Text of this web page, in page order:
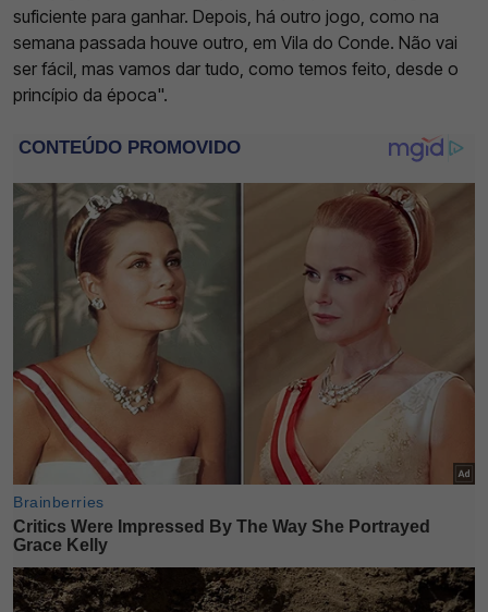
suficiente para ganhar. Depois, há outro jogo, como na
semana passada houve outro, em Vila do Conde. Não vai
ser fácil, mas vamos dar tudo, como temos feito, desde o
princípio da época".